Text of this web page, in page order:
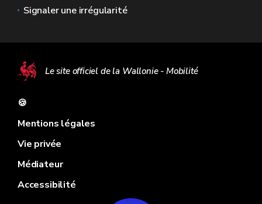
Signaler une irrégularité
Le site officiel de la Wallonie - Mobilité
🍪
Mentions légales
Vie privée
Médiateur
Accessibilité